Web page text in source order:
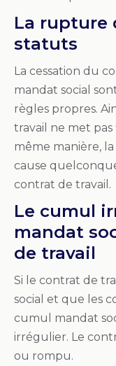
La rupture
statuts
La cessation du
mandat social
règles propres.
travail ne met pas
même manière,
cause
contrat de travail.
Le cumul
mandat
de travail
Si le contrat de
social et que les
cumul mandat
irrégulier. Le
ou rompu.